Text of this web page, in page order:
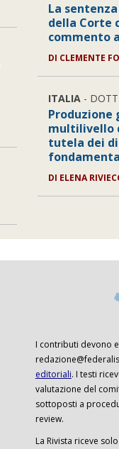
La sentenza
della Corte
commento
DI CLEMENTE
ITALIA -
Produzione
multilivello
tutela dei
DI ELENA
I contributi devono
editoriali. I testi
valutazione del
sottoposti a
review.
La Rivista riceve